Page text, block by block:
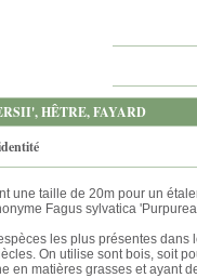
HÊTRE, FAYARD
une taille de 20m pour un
Fagus sylvatica
les plus présentes
On utilise sont bois, soit
en matières grasses et ayant